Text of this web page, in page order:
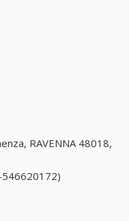
RAVENNA 48018,